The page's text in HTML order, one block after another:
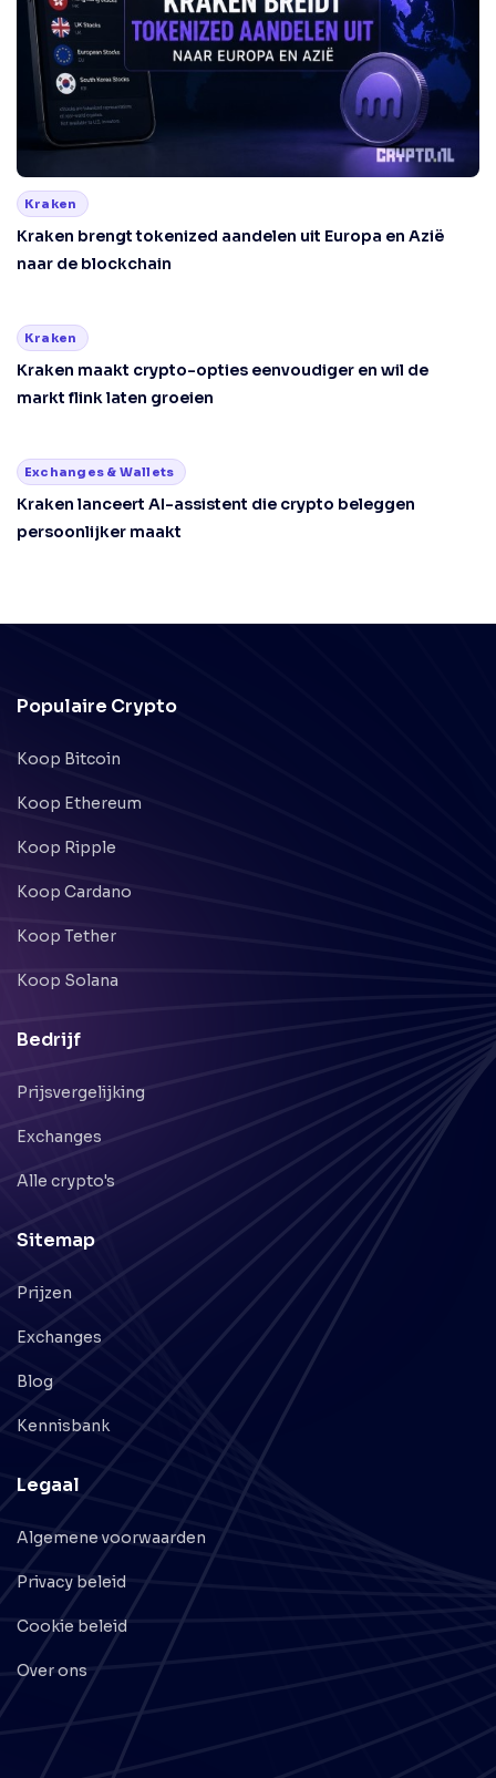
Kraken
Kraken brengt tokenized aandelen uit Europa en Azië
naar de blockchain
Kraken
Kraken maakt crypto-opties eenvoudiger en wil de
markt flink laten groeien
Exchanges & Wallets
Kraken lanceert AI-assistent die crypto beleggen
persoonlijker maakt
support@crypto.nl
Populaire Crypto
Koop Bitcoin
Koop Ethereum
Koop Ripple
Koop Cardano
Koop Tether
Koop Solana
Bedrijf
Prijsvergelijking
Exchanges
Alle crypto's
Sitemap
Prijzen
Exchanges
Blog
Kennisbank
Legaal
Algemene voorwaarden
Privacy beleid
Cookie beleid
Over ons